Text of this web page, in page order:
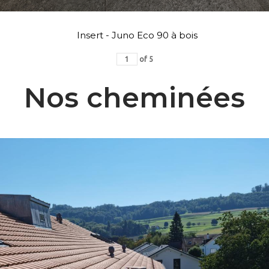
Insert - Juno Eco 90 à bois
of 5
Nos cheminées